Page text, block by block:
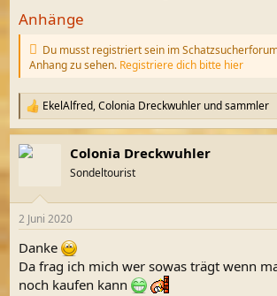
Anhänge
Du musst registriert sein im
Anhang zu sehen. Registriere dich bitte hier
R
e
a
k
e
:
EkelAlfred,Colonia Dreckwuhler undsammler
Colonia Dreckwuhler
Sondeltourist
2 Juni 2020
Danke
Da frag ich mich wer sowas trägt wenn
noch kaufen kann